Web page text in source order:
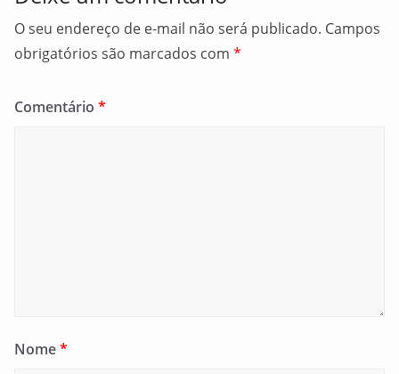
O seu endereço de e-mail não será publicado. Campos
obrigatórios são marcados com *
Comentário *
Nome*